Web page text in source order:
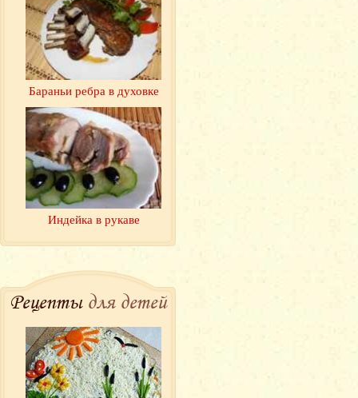
Бараньи ребра в духовке
Индейка в рукаве
Рецепты для детей